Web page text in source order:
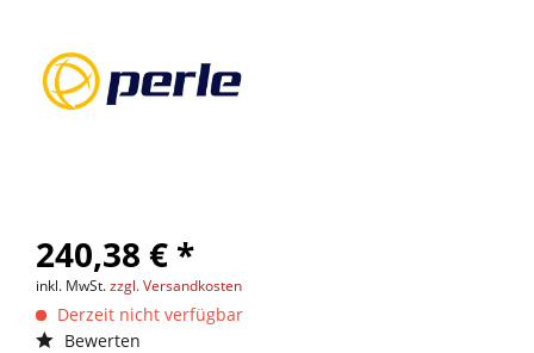
240,38 € *
inkl. MwSt.zzgl. Versandkosten
Derzeit nicht verfügbar
Bewerten